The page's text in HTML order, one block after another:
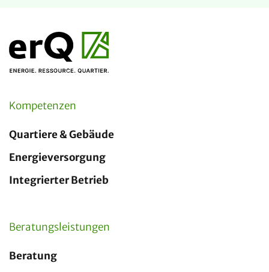
Kompetenzen
Quartiere & Gebäude
Energieversorgung
Integrierter Betrieb
Beratungsleistungen
Beratung